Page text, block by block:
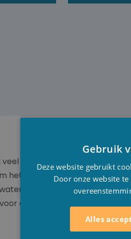
gelegenheden gedragen
het idee er dat dit praktisch
van het bad loopt, met je
dat je het terug lekker
Gebruik
Deze website gebruikt
Door onze website
Alles